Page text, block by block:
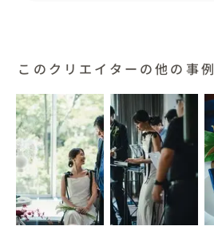
このクリエイターの他の事例